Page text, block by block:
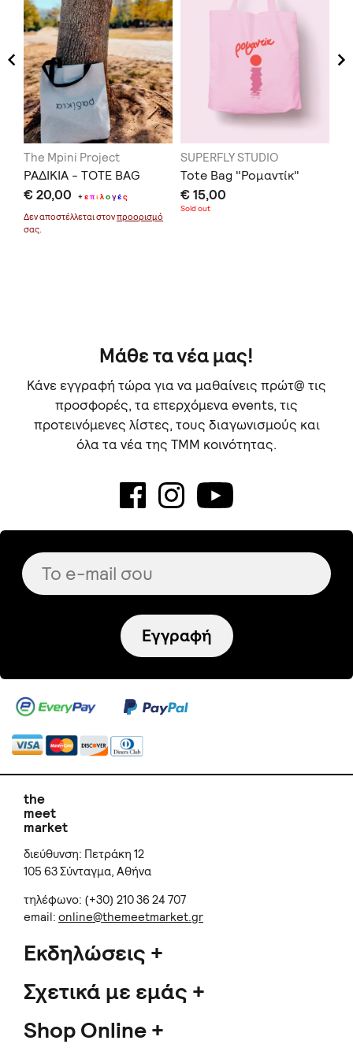
The Mpini Project
ΡΑΔΙΚΙΑ - TOTE BAG
€ 20,00 +επιλογές
Δεν αποστέλλεται στονπροορισμό
σας.
SUPERFLY STUDIO
Tote Bag "Ρομαντίκ"
€ 15,00
Sold out
Μάθε τα νέα μας!
Κάνε εγγραφή τώρα για να μαθαίνεις πρώτ@ τις
προσφορές, τα επερχόμενα events, τις
προτεινόμενες λίστες, τους διαγωνισμούς και
όλα τα νέα της TMM κοινότητας.
Εγγραφή
the
meet
market
διεύθυνση: Πετράκη 12
105 63 Σύνταγμα, Αθήνα
τηλέφωνο: (+30) 210 36 24 707
email: online@themeetmarket.gr
Εκδηλώσεις
Σχετικά με εμάς
Shop Online